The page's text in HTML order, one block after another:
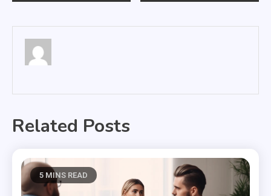
Related Posts
5 MINS READ